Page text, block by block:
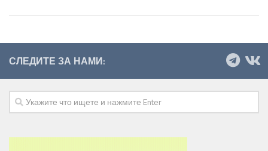
СЛЕДИТЕ ЗА НАМИ: